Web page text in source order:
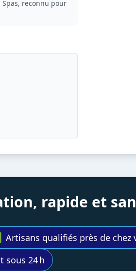
reconnu pour
rapide et
Artisans qualifiés près de chez
sous 24 h